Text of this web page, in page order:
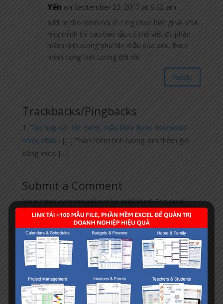
Yến on September 22, 2017 at 9:32 am
add ơi cho mình hỏi là 1 ng chưa biết gì về VBA
như mình thì sau bao lâu có thể viết đc phần
mềm tính lương như file mẫu của add. Excel
mình cũng biết tương đối rồi!
Reply
Trackbacks/Pingbacks
Tập hợp các file excel, mẫu biểu được download
nhiều nhất - […] Phần mềm tính lương làm thêm giờ
bằng excel […]
Submit a Comment
Your email address will not be published. Required
fields are marked*